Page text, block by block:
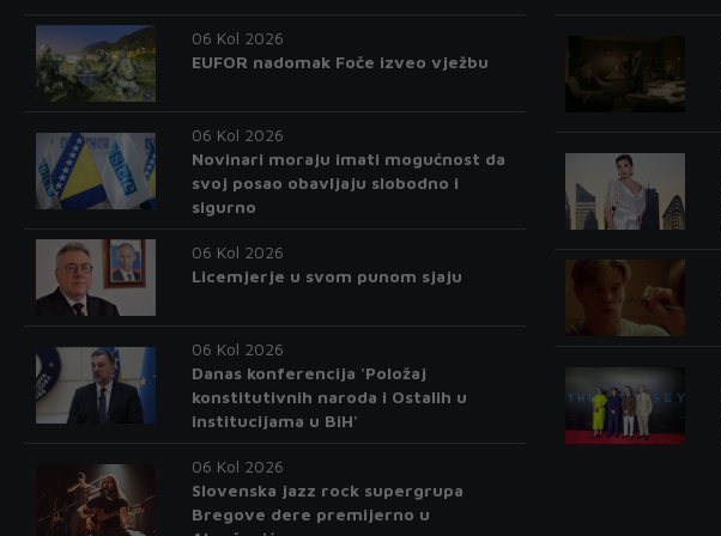
06 Kol 2026
EUFOR nadomak Foče izveo vježbu
06 Kol 2026
Novinari moraju imati mogućnost da
svoj posao obavljaju slobodno i
sigurno
06 Kol 2026
Licemjerje u svom punom sjaju
06 Kol 2026
Danas konferencija 'Položaj
konstitutivnih naroda i Ostalih u
institucijama u BiH'
06 Kol 2026
Slovenska jazz rock supergrupa
Bregove dere premijerno u